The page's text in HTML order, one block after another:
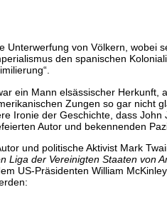
von Völkern, wobei
den spanischen
ein Mann elsässischer
Zungen so gar nicht
Ironie der Geschichte, dass
Autor und bekennenden
und politische Aktivist Mark
Liga der Vereinigten Staaten von
US-Präsidenten William